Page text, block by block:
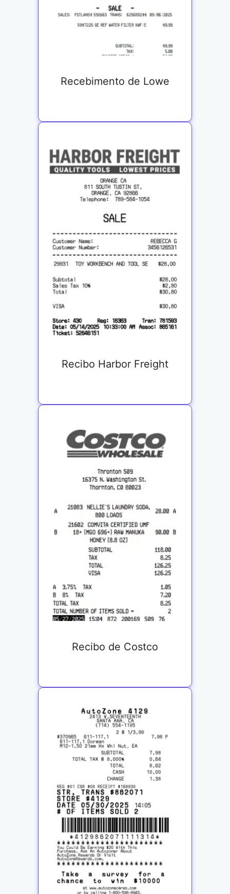
Recebimento de Lowe
Recibo Harbor Freight
Recibo de Costco